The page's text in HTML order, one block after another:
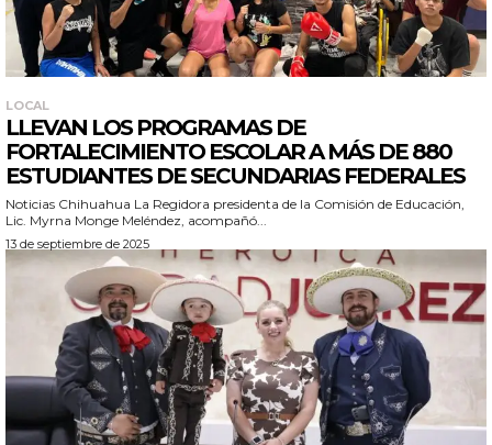
LOCAL
LLEVAN LOS PROGRAMAS DE
FORTALECIMIENTO ESCOLAR A MÁS DE 880
ESTUDIANTES DE SECUNDARIAS FEDERALES
Noticias Chihuahua La Regidora presidenta de la Comisión de Educación,
Lic. Myrna Monge Meléndez, acompañó...
13 de septiembre de 2025